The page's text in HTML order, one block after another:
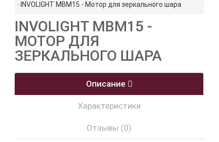
INVOLIGHT MBM15 - Мотор для зеркального шара
INVOLIGHT MBM15 -
МОТОР ДЛЯ
ЗЕРКАЛЬНОГО ШАРА
Описание
Характеристики
Отзывы (0)